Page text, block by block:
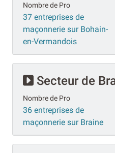
Nombre de Pro
37 entreprises de
maçonnerie sur Bohain-
en-Vermandois
Secteur de
Nombre de Pro
36 entreprises de
maçonnerie sur Braine